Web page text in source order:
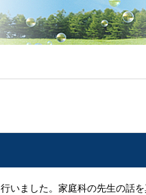
いました。家庭科の先生の話